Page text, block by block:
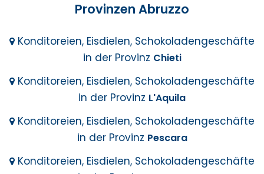
Provinzen Abruzzo
Konditoreien, Eisdielen, Schokoladengeschäfte
in der Provinz Chieti
Konditoreien, Eisdielen, Schokoladengeschäfte
in der Provinz L'Aquila
Konditoreien, Eisdielen, Schokoladengeschäfte
in der Provinz Pescara
Konditoreien, Eisdielen, Schokoladengeschäfte